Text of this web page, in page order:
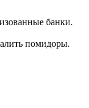
банки.
помидоры.